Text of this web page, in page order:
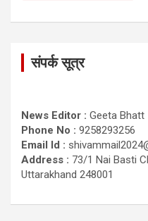
संपर्क सूत्र
News Editor : Geeta Bhatt
Phone No : 9258293256
Email Id :
Address : 73/1 Nai Basti
Uttarakhand 248001